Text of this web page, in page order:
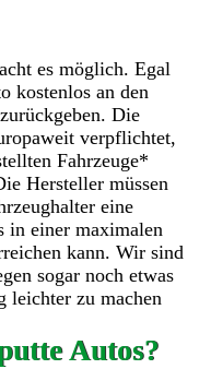
es möglich. Egal
kostenlos an den
Die
verpflichtet,
Fahrzeuge*
Hersteller müssen
eine
in einer maximalen
kann. Wir sind
sogar noch etwas
leichter zu machen
Autos?